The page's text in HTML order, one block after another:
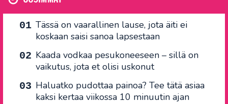
Tässä on vaarallinen lause, jota äiti ei
koskaan saisi sanoa lapsestaan
Kaada vodkaa pesukoneeseen – sillä on
vaikutus, jota et olisi uskonut
Haluatko pudottaa painoa? Tee tätä asiaa
kaksi kertaa viikossa 10 minuutin ajan